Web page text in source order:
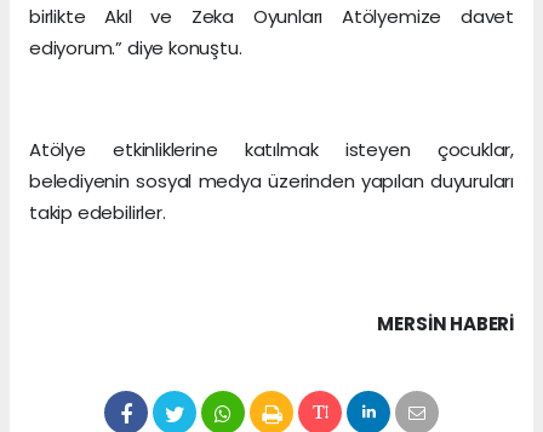
birlikte Akıl ve Zeka Oyunları Atölyemize davet
ediyorum.” diye konuştu.
Atölye etkinliklerine katılmak isteyen çocuklar,
belediyenin sosyal medya üzerinden yapılan duyuruları
takip edebilirler.
MERSIN HABERİ